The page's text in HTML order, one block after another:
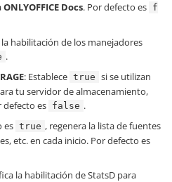
ONLYOFFICE Docs. Por defecto es f
la habilitación de los manejadores
.
: Establece true si se utilizan
tu servidor de almacenamiento,
defecto es false .
es true , regenera la lista de fuentes
etc. en cada inicio. Por defecto es
la habilitación de StatsD para